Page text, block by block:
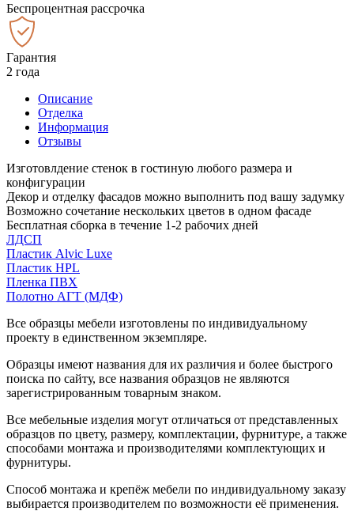
Беспроцентная рассрочка
Гарантия
2 года
Описание
Отделка
Информация
Отзывы
Изготовлдение стенок в гостиную любого размера и
конфигурации
Декор и отделку фасадов можно выполнить под вашу задумку
Возможно сочетание нескольких цветов в одном фасаде
Бесплатная сборка в течение 1-2 рабочих дней
ЛДСП
Пластик Alvic Luxe
Пластик HPL
Пленка ПВХ
Полотно АГТ (МДФ)
Все образцы мебели изготовлены по индивидуальному
проекту в единственном экземпляре.
Образцы имеют названия для их различия и более быстрого
поиска по сайту, все названия образцов не являются
зарегистрированным товарным знаком.
Все мебельные изделия могут отличаться от представленных
образцов по цвету, размеру, комплектации, фурнитуре, а также
способами монтажа и производителями комплектующих и
фурнитуры.
Способ монтажа и крепёж мебели по индивидуальному заказу
выбирается производителем по возможности её применения.